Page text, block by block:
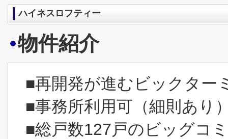
ハイネスロフティー
物件紹介
■再開発が進むビックター
■事務所利用可（細則あり
■総戸数127戸のビッグコ